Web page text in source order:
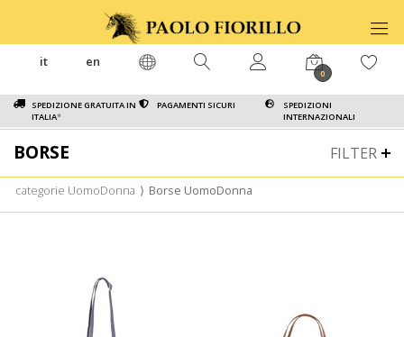
SPEDIZIONE GRATUITA IN
ITALIA*
PAGAMENTI SICURI
SPEDIZIONI
INTERNAZIONALI
it en
0
FILTER
BORSE
categorie UomoDonna ⟩ Borse UomoDonna